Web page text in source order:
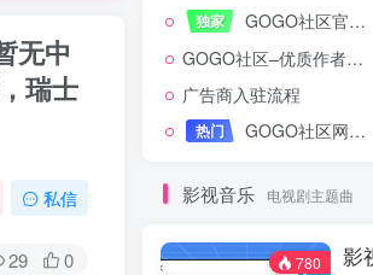
无中
瑞士
私信
29 0
独家
GOGO社区官方成员认证
GOGO社区–优质作者认证
广告商入驻流程
热门
GOGO社区网站搭建(自助服务)
影视音乐 电视剧主题曲
780 影
新客认证优惠 特惠